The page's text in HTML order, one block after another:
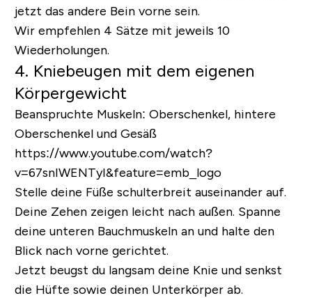
jetzt das andere Bein vorne sein.
Wir empfehlen 4 Sätze mit jeweils 10
Wiederholungen.
4. Kniebeugen mit dem eigenen
Körpergewicht
Beanspruchte Muskeln: Oberschenkel, hintere
Oberschenkel und Gesäß
https://www.youtube.com/watch?
v=67snIWENTyI&feature=emb_logo
Stelle deine Füße schulterbreit auseinander auf.
Deine Zehen zeigen leicht nach außen. Spanne
deine unteren Bauchmuskeln an und halte den
Blick nach vorne gerichtet.
Jetzt beugst du langsam deine Knie und senkst
die Hüfte sowie deinen Unterkörper ab.